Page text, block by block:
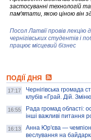
застосуванні технологій
пам'ятати, якою ціною він
Посол Латвії провів лекцію
чернігівських студентів і
працює місцевий бізнес
колекцію про війну, емоції
AB InBev Efes Україна
навчальний проєкт
школа", спрямований на
підприємництва у
ПОДІЇ ДНЯ
17:17
Чернігівська громада
клубів «Грай. Дій.
16:55
Рада громад області:
інші важливі питання
16:13
Анна Юр'єва —
веслування на